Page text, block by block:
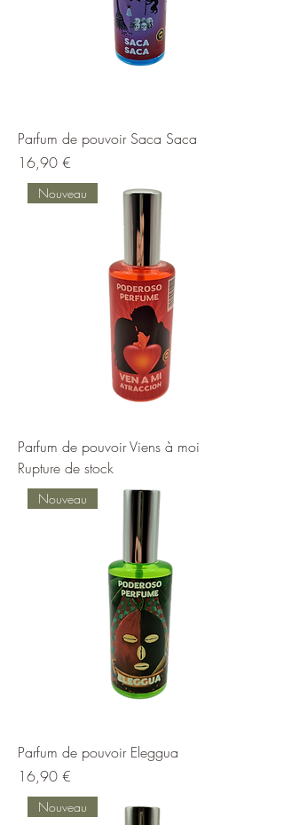
Parfum de pouvoir Saca Saca
Prix
16,90 €
Nouveau
Parfum de pouvoir Viens à moi
Rupture de stock
Nouveau
Parfum de pouvoir Eleggua
Prix
16,90 €
Nouveau